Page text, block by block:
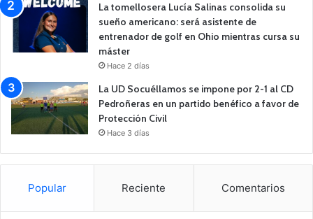
La tomellosera Lucía Salinas consolida su
sueño americano: será asistente de
entrenador de golf en Ohio mientras cursa su
máster
Hace 2 días
La UD Socuéllamos se impone por 2-1 al CD
Pedroñeras en un partido benéfico a favor de
Protección Civil
Hace 3 días
Popular Reciente Comentarios